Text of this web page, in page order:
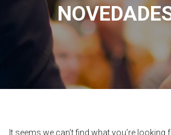
It seems we can’t find what you’re